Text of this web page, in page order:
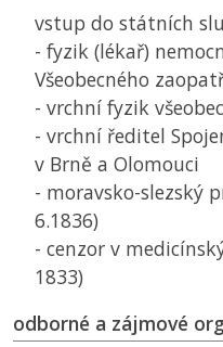
vstup do státních
- fyzik (lékař)
Všeobecného
- vrchní fyzik
- vrchní ředitel
v Brně a Olomouci
- moravsko-slezský
6.1836)
- cenzor v
1833)
odborné a zájmové